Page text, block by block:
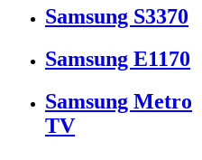
Samsung S3370
Samsung E1170
Samsung Metro
TV